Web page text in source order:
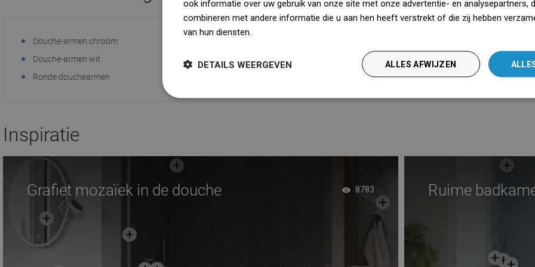
favorite_border Favoriet
Vergelijk favorite_border Favoriet
Vergelijk
Douche-armen chroom
Douche-armen wit
Rechthoekige douchearmen
Ronde douchearmen
Inspiratie
Grafiet mozaïek in de douche 8783 Ruime
ook informatie over uw gebruik van onze site met onze advertentie- en analysepartners,
combineren met andere informatie die u aan hen heeft verstrekt of die zij hebben
van hun diensten.
ALLES AFWIJZEN
DETAILS WEERGEVEN